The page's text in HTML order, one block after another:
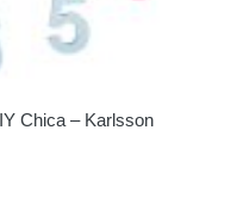
Chica – Karlsson